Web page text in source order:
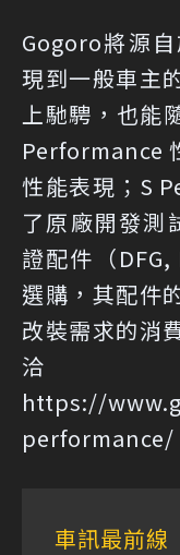
Gogoro將源
現到一般車主
上馳騁，也能
Performance
性能表現；S
了原廠開發測
證配件（
選購，其配件
改裝需求的消
洽
https://
performance/
車訊最前線